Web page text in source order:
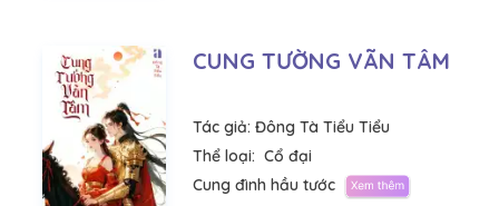
CUNG TƯỜNG VÃN TÂM
Tác giả: Đông Tà Tiểu Tiểu
Thể loại: Cổ đại
Cung đình hầu tước